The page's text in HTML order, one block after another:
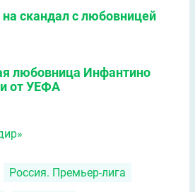
скандал с любовницей
любовница Инфантино
от УЕФА
Россия. Премьер-лига